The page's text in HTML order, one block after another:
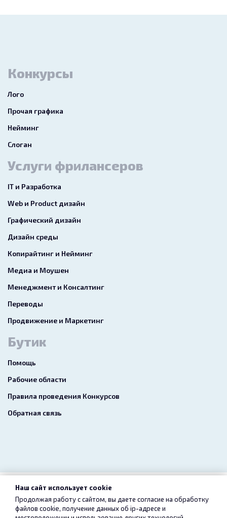
Конкурсы
Лого
Прочая графика
Нейминг
Слоган
Услуги фрилансеров
IT и Разработка
Web и Product дизайн
Графический дизайн
Дизайн среды
Копирайтинг и Нейминг
Медиа и Моушен
Менеджмент и Консалтинг
Переводы
Продвижение и Маркетинг
Бутик
Помощь
Рабочие области
Правила проведения Конкурсов
Обратная связь
2026 freelance.boutique
Пользовательское соглашение Конфиденциальность
Наш сайт использует cookie
Продолжая работу с сайтом, вы даете согласие на обработку
файлов cookie, получение данных об ip-адресе и